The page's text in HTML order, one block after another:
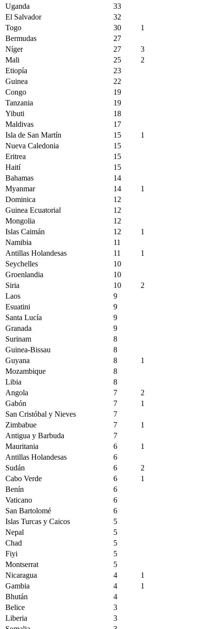
Uganda
33
El Salvador
32
Togo
30
1
Bermudas
27
Níger
27
3
Mali
25
2
Etiopía
23
Guinea
22
Congo
19
Tanzania
19
Yibuti
18
Maldivas
17
Isla de San Martín
15
1
Nueva Caledonia
15
Eritrea
15
Haití
15
Bahamas
14
Myanmar
14
1
Dominica
12
Guinea Ecuatorial
12
Mongolia
12
Islas Caimán
12
1
Namibia
11
Antillas Holandesas
11
1
Seychelles
10
Groenlandia
10
Siria
10
2
Laos
9
Esuatini
9
Santa Lucía
9
Granada
9
Surinam
8
Guinea-Bissau
8
Guyana
8
1
Mozambique
8
Libia
8
Angola
7
2
Gabón
7
1
San Cristóbal y Nieves
7
Zimbabue
7
1
Antigua y Barbuda
7
Mauritania
6
1
Antillas Holandesas
6
Sudán
6
2
Cabo Verde
6
1
Benín
6
Vaticano
6
San Bartolomé
6
Islas Turcas y Caicos
5
Nepal
5
Chad
5
Fiyi
5
Montserrat
5
Nicaragua
4
1
Gambia
4
1
Bhután
4
Belice
3
Liberia
3